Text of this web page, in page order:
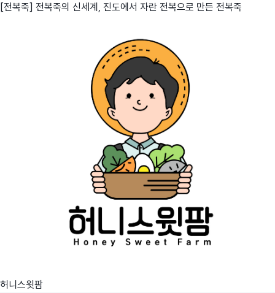
[전복죽] 전복죽의 신세계, 진도에서 자란 전복으로 만든 전복죽
허니스윗팜